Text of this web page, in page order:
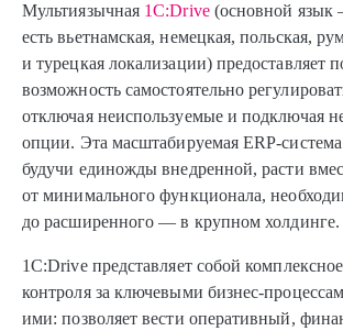
Мультиязычная 1C:Drive(основной язык
есть вьетнамская, немецкая, польская,
и турецкая локализации) предоставляет
возможность самостоятельно
отключая неиспользуемые и подключая
опции. Эта масштабируемая ERP-
будучи единожды внедренной, расти
от минимального функционала,
до расширенного — в крупном холдинге.
1C:Drive представляет собой
контроля за ключевыми бизнес-
ими: позволяет вести оперативный,